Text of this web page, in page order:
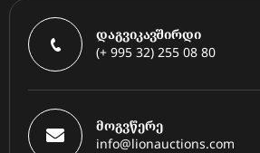
დაგვიკავშირდი
(+ 995 32) 255 08 80
მოგვწერე
info@lionauctions.com